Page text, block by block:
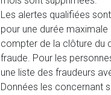
Les alertes qualifiées
pour une durée maximale
compter de la clôture du
fraude. Pour les
une liste des fraudeurs
Données les concernant